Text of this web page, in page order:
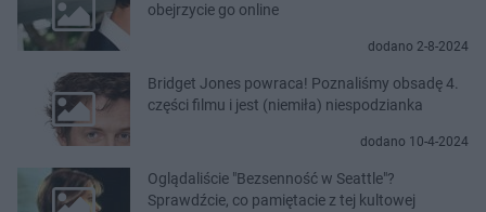
obejrzycie go online
dodano 2-8-2024
Bridget Jones powraca! Poznaliśmy obsadę 4.
części filmu i jest (niemiła) niespodzianka
dodano 10-4-2024
Oglądaliście "Bezsenność w Seattle"?
Sprawdźcie, co pamiętacie z tej kultowej